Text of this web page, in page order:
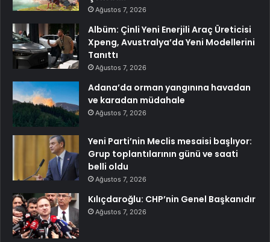
Ağustos 7, 2026
Albüm: Çinli Yeni Enerjili Araç Üreticisi
Xpeng, Avustralya’da Yeni Modellerini
Tanıttı
Ağustos 7, 2026
Adana’da orman yangınına havadan
ve karadan müdahale
Ağustos 7, 2026
Yeni Parti’nin Meclis mesaisi başlıyor:
Grup toplantılarının günü ve saati
belli oldu
Ağustos 7, 2026
Kılıçdaroğlu: CHP’nin Genel Başkanıdır
Ağustos 7, 2026